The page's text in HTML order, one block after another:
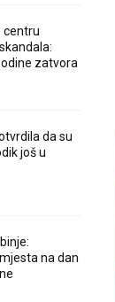
centru
zatvora
da su
još u
na dan